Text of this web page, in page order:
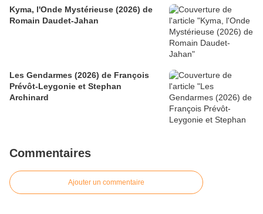
Kyma, l'Onde Mystérieuse (2026) de
Romain Daudet-Jahan
Les Gendarmes (2026) de François
Prévôt-Leygonie et Stephan
Archinard
Commentaires
Ajouter un commentaire